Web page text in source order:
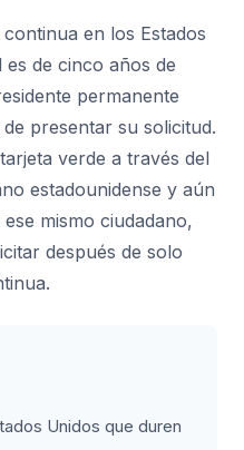
en los Estados
es de cinco años de
permanente
presentar su solicitud.
verde a través del
estadounidense y aún
mismo ciudadano,
después de solo
Unidos que duren